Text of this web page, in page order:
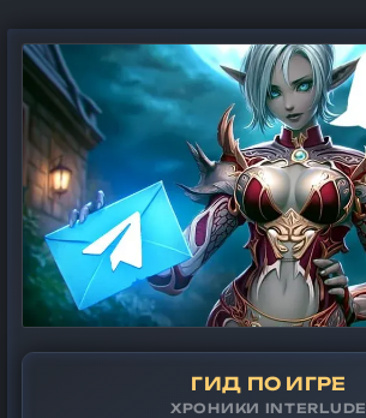
ГИД ПО ИГРЕ
ХРОНИКИ INTERLUDE